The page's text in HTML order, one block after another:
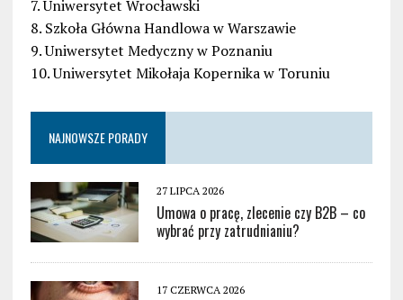
7. Uniwersytet Wrocławski
8. Szkoła Główna Handlowa w Warszawie
9. Uniwersytet Medyczny w Poznaniu
10. Uniwersytet Mikołaja Kopernika w Toruniu
NAJNOWSZE PORADY
27 LIPCA 2026
Umowa o pracę, zlecenie czy B2B – co
wybrać przy zatrudnianiu?
17 CZERWCA 2026